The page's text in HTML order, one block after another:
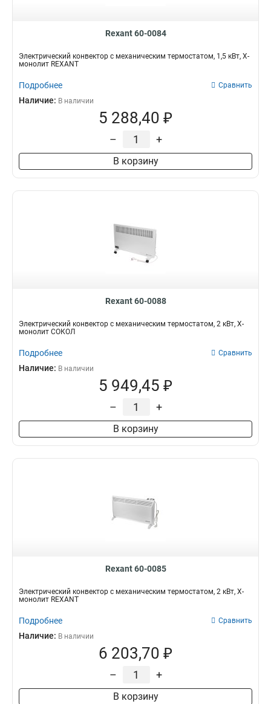
Rexant 60-0084
Электрический конвектор с механическим термостатом, 1,5 кВт, Х-
монолит REXANT
Подробнее Сравнить
Наличие: В наличии
5 288,40 ₽
– +
В корзину
Rexant 60-0088
Электрический конвектор с механическим термостатом, 2 кВт, Х-
монолит СОКОЛ
Подробнее Сравнить
Наличие: В наличии
5 949,45 ₽
– +
В корзину
Rexant 60-0085
Электрический конвектор с механическим термостатом, 2 кВт, Х-
монолит REXANT
Подробнее Сравнить
Наличие: В наличии
6 203,70 ₽
– +
В корзину